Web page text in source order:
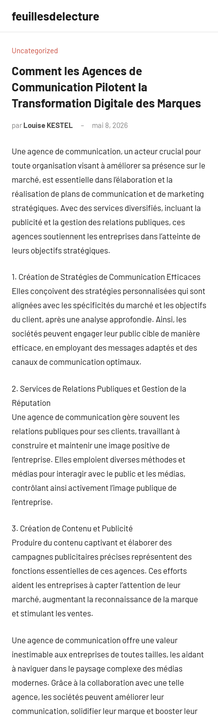
contenu
feuillesdelecture
Uncategorized
Comment les Agences de
Communication Pilotent la
Transformation Digitale des Marques
par Louise KESTEL mai 8, 2026
Une agence de communication, un acteur crucial pour
toute organisation visant à améliorer sa présence sur le
marché, est essentielle dans l’élaboration et la
réalisation de plans de communication et de marketing
stratégiques. Avec des services diversifiés, incluant la
publicité et la gestion des relations publiques, ces
agences soutiennent les entreprises dans l’atteinte de
leurs objectifs stratégiques.
1. Création de Stratégies de Communication Efficaces
Elles conçoivent des stratégies personnalisées qui sont
alignées avec les spécificités du marché et les objectifs
du client, après une analyse approfondie. Ainsi, les
sociétés peuvent engager leur public cible de manière
efficace, en employant des messages adaptés et des
canaux de communication optimaux.
2. Services de Relations Publiques et Gestion de la
Réputation
Une agence de communication gère souvent les
relations publiques pour ses clients, travaillant à
construire et maintenir une image positive de
l’entreprise. Elles emploient diverses méthodes et
médias pour interagir avec le public et les médias,
contrôlant ainsi activement l’image publique de
l’entreprise.
3. Création de Contenu et Publicité
Produire du contenu captivant et élaborer des
campagnes publicitaires précises représentent des
fonctions essentielles de ces agences. Ces efforts
aident les entreprises à capter l’attention de leur
marché, augmentant la reconnaissance de la marque
et stimulant les ventes.
Une agence de communication offre une valeur
inestimable aux entreprises de toutes tailles, les aidant
à naviguer dans le paysage complexe des médias
modernes. Grâce à la collaboration avec une telle
agence, les sociétés peuvent améliorer leur
communication, solidifier leur marque et booster leur